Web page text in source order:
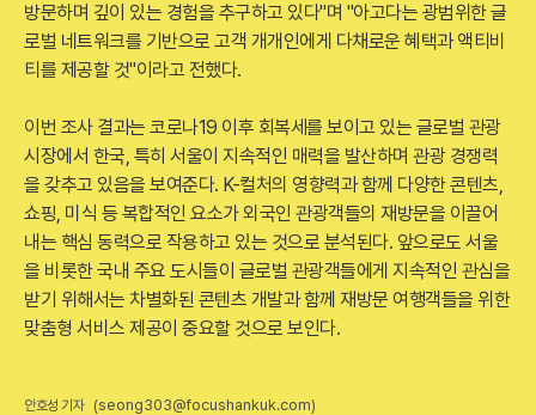
방문하며 깊이 있는 경험을 추구하고 있다"며 "아고다는 광범위한 글
로벌 네트워크를 기반으로 고객 개개인에게 다채로운 혜택과 액티비
티를 제공할 것"이라고 전했다.
이번 조사 결과는 코로나19 이후 회복세를 보이고 있는 글로벌 관광
시장에서 한국, 특히 서울이 지속적인 매력을 발산하며 관광 경쟁력
을 갖추고 있음을 보여준다. K-컬처의 영향력과 함께 다양한 콘텐츠,
쇼핑, 미식 등 복합적인 요소가 외국인 관광객들의 재방문을 이끌어
내는 핵심 동력으로 작용하고 있는 것으로 분석된다. 앞으로도 서울
을 비롯한 국내 주요 도시들이 글로벌 관광객들에게 지속적인 관심을
받기 위해서는 차별화된 콘텐츠 개발과 함께 재방문 여행객들을 위한
맞춤형 서비스 제공이 중요할 것으로 보인다.
안호성 기자 (seong303@focushankuk.com)